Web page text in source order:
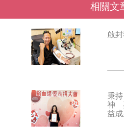
相關文
啟
秉
神
益